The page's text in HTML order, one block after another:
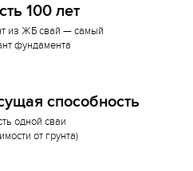
100 лет
из ЖБ свай — самый
фундамента
способность
одной сваи
от грунта)